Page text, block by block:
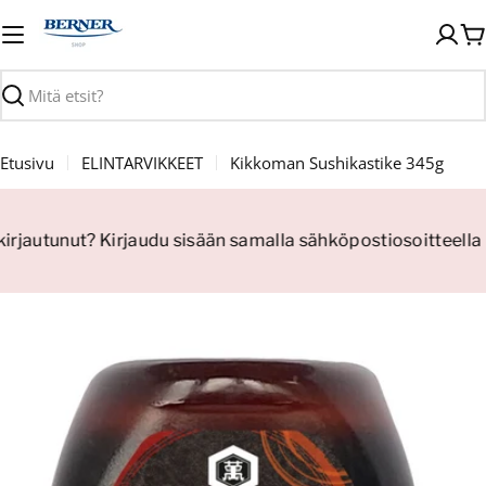
sisältöön
Haku
Etusivu ELINTARVIKKEET Kikkoman Sushikastike 345g
Kirjaudu sisään samalla sähköpostiosoitteella